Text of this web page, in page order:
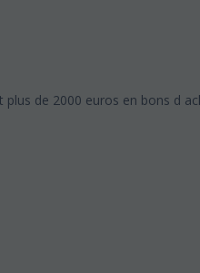
de 2000 euros en bons d